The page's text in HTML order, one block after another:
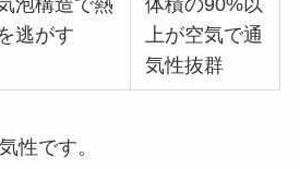
逃がす
上が空気で通
気性抜群
性です。